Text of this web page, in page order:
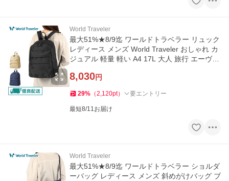
World Traveler
最大51%★8/9迄 ワールドトラベラー リュック
レディース メンズ World Traveler おしゃれ カ
ジュアル 軽量 軽い A4 17L 大人 旅行 エーヴィ
8,030円
29% （2,120pt） 要エントリー
最短8/11お届け
World Traveler
最大51%★8/9迄 ワールドトラベラー ショルダ
ーバッグ レディース メンズ 斜めがけバッグ ブ